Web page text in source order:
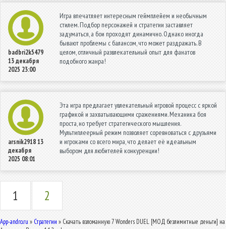
badbri2k5479
13 декабря
2025 23:00
Игра впечатляет интересным геймплейем и необычным
стилем. Подбор персонажей и стратегии заставляет
задуматься, а бои проходят динамично. Однако иногда
бывают проблемы с балансом, что может раздражать. В
целом, отличный развлекательный опыт для фанатов
подобного жанра!
arsnik291813
декабря
2025 08:01
Эта игра предлагает увлекательный игровой процесс с яркой
графикой и захватывающими сражениями. Механика боя
проста, но требует стратегического мышления.
Мультиплеерный режим позволяет соревноваться с друзьями
и игроками со всего мира, что делает её идеальным
выбором для любителей конкуренции!
1 2
App-andro.ru » Стратегии » Скачать взломанную 7 Wonders DUEL [МОД безлимитные деньги] на